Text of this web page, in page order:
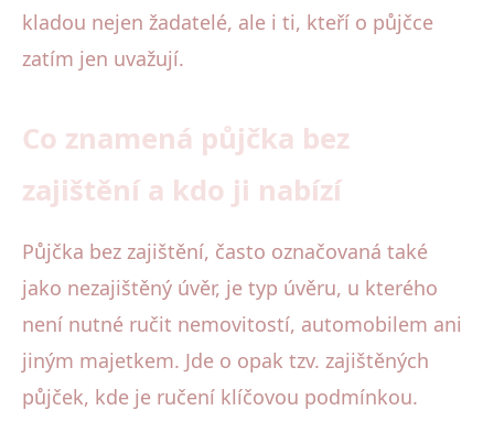
kladou nejen žadatelé, ale i ti, kteří o půjčce
zatím jen uvažují.
Co znamená půjčka bez
zajištění a kdo ji nabízí
Půjčka bez zajištění, často označovaná také
jako nezajištěný úvěr, je typ úvěru, u kterého
není nutné ručit nemovitostí, automobilem ani
jiným majetkem. Jde o opak tzv. zajištěných
půjček, kde je ručení klíčovou podmínkou.